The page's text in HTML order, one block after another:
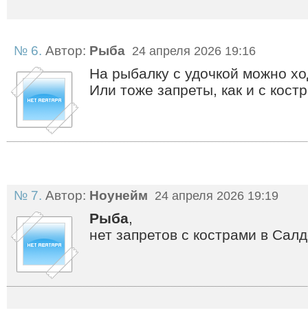
№ 6. Автор: Рыба 24 апреля 2026 19:16
На рыбалку с удочкой можно
Или тоже запреты, как и с
№ 7. Автор: Ноунейм 24 апреля 2026 19:19
Рыба,
нет запретов с кострами в